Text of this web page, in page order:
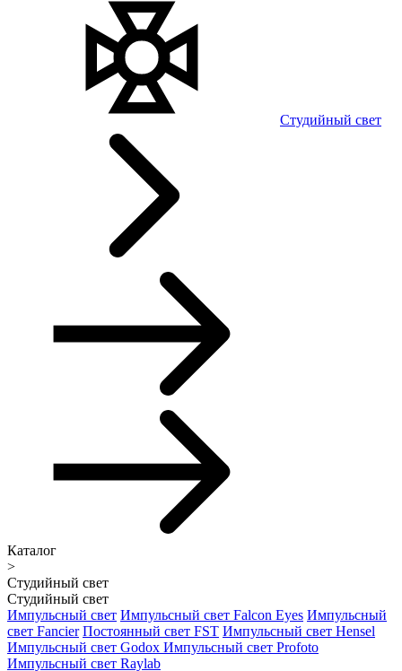
Студийный свет
Каталог
>
Студийный свет
Студийный свет
Импульсный свет Импульсный свет Falcon Eyes Импульсный
свет Fancier Постоянный свет FST Импульсный свет Hensel
Импульсный свет Godox Импульсный свет Profoto
Импульсный свет Raylab